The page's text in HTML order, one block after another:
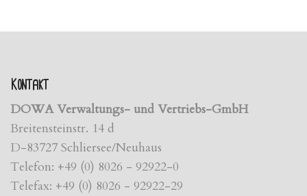
Kontakt
DOWA Verwaltungs- und Vertriebs-GmbH
Breitensteinstr. 14 d
D-83727 Schliersee/Neuhaus
Telefon: +49 (0) 8026 - 92922-0
Telefax: +49 (0) 8026 - 92922-29